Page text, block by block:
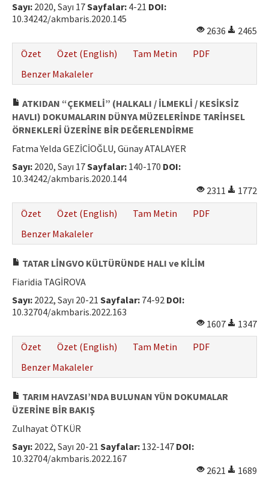
Sayı: 2020, Sayı 17Sayfalar: 4-21 DOI:
10.34242/akmbaris.2020.145
2636
2465
Özet
Özet (English) Tam Metin
PDF
Benzer Makaleler
ATKIDAN “ÇEKMELİ” (HALKALI / İLMEKLİ / KESİKSİZ
HAVLI) DOKUMALARIN DÜNYA MÜZELERİNDE TARİHSEL
ÖRNEKLERİ ÜZERİNE BİR DEĞERLENDİRME
Fatma Yelda GEZİCİOĞLU, Günay ATALAYER
Sayı: 2020, Sayı 17Sayfalar: 140-170 DOI:
10.34242/akmbaris.2020.144
2311
1772
Özet
Özet (English) Tam Metin
PDF
Benzer Makaleler
TATAR LİNGVO KÜLTÜRÜNDE HALI ve KİLİM
Fiaridia TAGİROVA
Sayı: 2022, Sayı 20-21 Sayfalar: 74-92 DOI:
10.32704/akmbaris.2022.163
1607
1347
Özet
Özet (English) Tam Metin
PDF
Benzer Makaleler
TARIM HAVZASI’NDA BULUNAN YÜN DOKUMALAR
ÜZERİNE BİR BAKIŞ
Zulhayat ÖTKÜR
Sayı: 2022, Sayı 20-21 Sayfalar: 132-147 DOI:
10.32704/akmbaris.2022.167
2621
1689